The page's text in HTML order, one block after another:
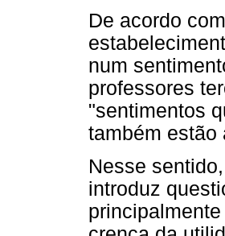
De acordo
num
professores
"sentimentos
também estão
Nesse
introduz